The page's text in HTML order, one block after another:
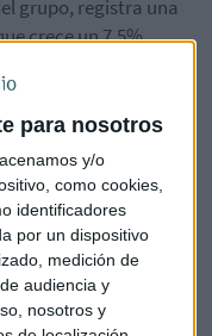
para nosotros
y/o
como cookies,
identificadores
por un dispositivo
medición de
audiencia y
nosotros y
grupo, registra una
crece un 7,5%.
entre enero y
19.051 millones de
en el mismo
grupo al finalizar el
con una mejora de